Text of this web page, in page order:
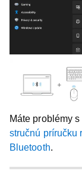
Máte problémy
stručnú príručku
Bluetooth.